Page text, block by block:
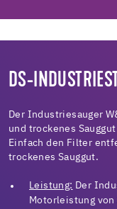
DS-
Der Industriesauger
und trockenes
Einfach den Filter
trockenes Sauggut.
Leistung: Der
Motorleistung von